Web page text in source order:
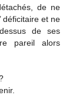
de ne
déficitaire et ne
de ses
pareil alors